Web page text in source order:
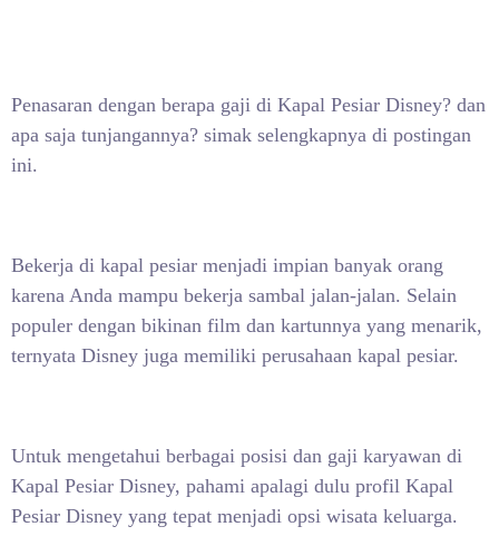
Penasaran dengan berapa gaji di Kapal Pesiar Disney? dan
apa saja tunjangannya? simak selengkapnya di postingan
ini.
Bekerja di kapal pesiar menjadi impian banyak orang
karena Anda mampu bekerja sambal jalan-jalan. Selain
populer dengan bikinan film dan kartunnya yang menarik,
ternyata Disney juga memiliki perusahaan kapal pesiar.
Untuk mengetahui berbagai posisi dan gaji karyawan di
Kapal Pesiar Disney, pahami apalagi dulu profil Kapal
Pesiar Disney yang tepat menjadi opsi wisata keluarga.